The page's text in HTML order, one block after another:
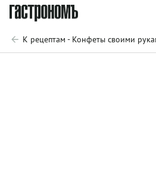
К рецептам - Конфеты своими